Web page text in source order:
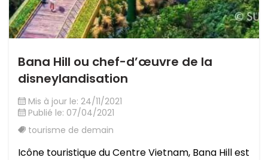
Bana Hill ou chef-d’œuvre de la
disneylandisation
Mis à jour le: 24/11/2021
Publié le: 07/04/2021
tourisme de demain
Icône touristique du Centre Vietnam, Bana Hill est